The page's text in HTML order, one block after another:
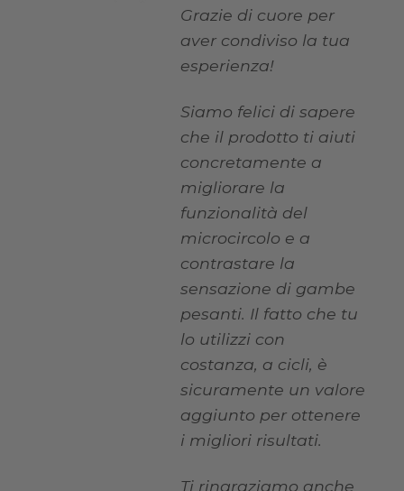
Grazie di cuore per
aver condiviso la tua
esperienza!
Siamo felici di sapere
che il prodotto ti aiuti
concretamente a
migliorare la
funzionalità del
microcircolo e a
contrastare la
sensazione di gambe
pesanti. Il fatto che tu
lo utilizzi con
costanza, a cicli, è
sicuramente un valore
aggiunto per ottenere
i migliori risultati.
Ti ringraziamo anche